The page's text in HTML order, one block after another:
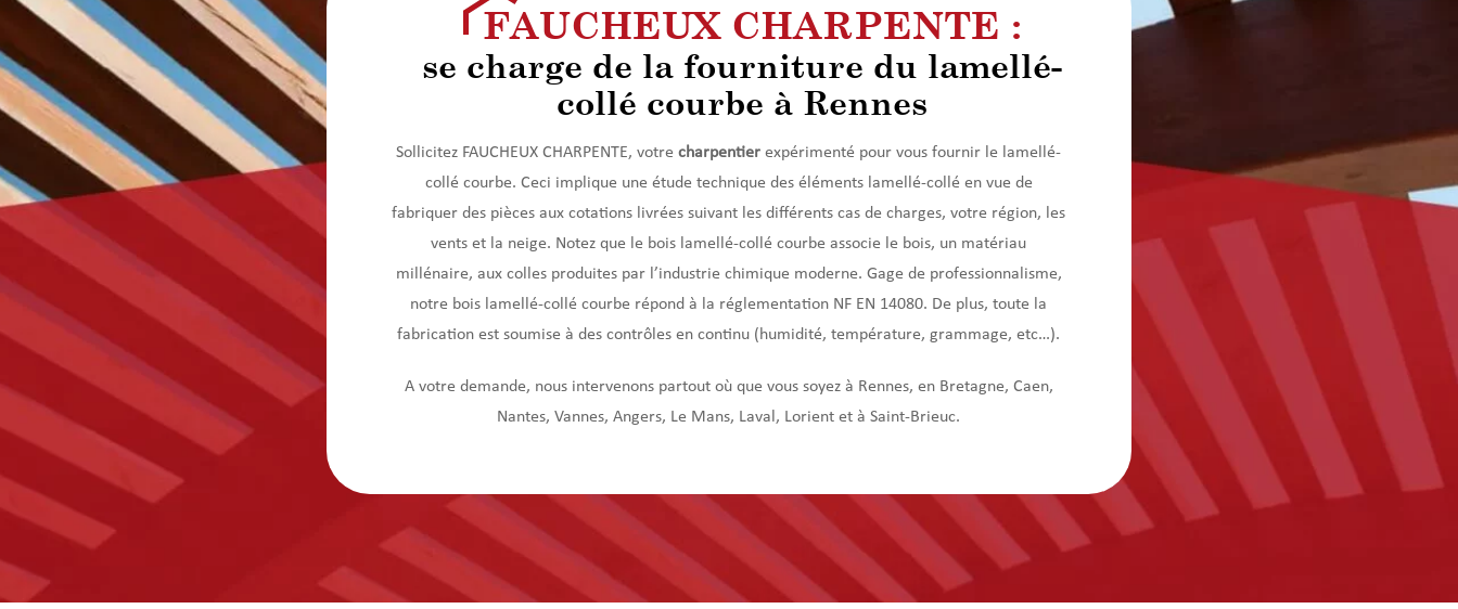
FAUCHEUX CHARPENTE :
se charge de la fourniture du lamellé-
collé courbe à Rennes
Sollicitez FAUCHEUX CHARPENTE, votrecharpentier expérimenté pour vous fournir le lamellé-
collé courbe. Ceci implique une étude technique des éléments lamellé-collé en vue de
fabriquer des pièces aux cotations livrées suivant les différents cas de charges, votre région, les
vents et la neige. Notez que le bois lamellé-collé courbe associe le bois, un matériau
millénaire, aux colles produites par l’industrie chimique moderne. Gage de professionnalisme,
notre bois lamellé-collé courbe répond à la réglementation NF EN 14080. De plus, toute la
fabrication est soumise à des contrôles en continu (humidité, température, grammage, etc…).
A votre demande, nous intervenons partout où que vous soyez à Rennes, en Bretagne, Caen,
Nantes, Vannes, Angers, Le Mans, Laval, Lorient et à Saint-Brieuc.